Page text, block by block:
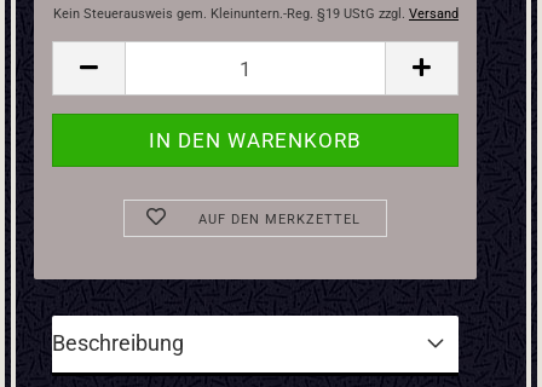
Kein Steuerausweis gem. Kleinuntern.-Reg. §19 UStG zzgl. Versand
AUF DEN MERKZETTEL
Beschreibung